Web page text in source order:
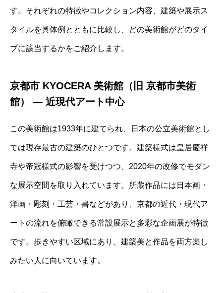
す。それぞれの特徴やコレクション内容、建築や展示ス
タイルを具体例とともに比較し、どの美術館がどのタイ
プに該当するかをご紹介します。
京都市 KYOCERA 美術館（旧 京都市美術
館） ― 近現代アート中心
この美術館は1933年に建てられ、日本の公立美術館とし
ては現存最古の建築のひとつです。建築様式は皇居慶祥
寺や帝冠様式の影響を受けつつ、2020年の改修でモダン
な展示空間を取り入れています。所蔵作品には日本画・
洋画・彫刻・工芸・書などがあり、京都の近代・現代ア
ートの流れを俯瞰できる常設展示と多彩な企画展が特徴
です。歩きやすい区域にあり、建築美と作品を両方楽し
みたい人に向いています。